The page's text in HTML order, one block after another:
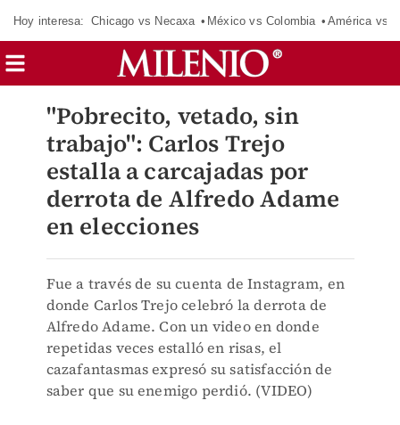
Hoy interesa: Chicago vs Necaxa México vs Colombia América vs
"Pobrecito, vetado, sin
trabajo": Carlos Trejo
estalla a carcajadas por
derrota de Alfredo Adame
en elecciones
Fue a través de su cuenta de Instagram, en
donde Carlos Trejo celebró la derrota de
Alfredo Adame. Con un video en donde
repetidas veces estalló en risas, el
cazafantasmas expresó su satisfacción de
saber que su enemigo perdió. (VIDEO)